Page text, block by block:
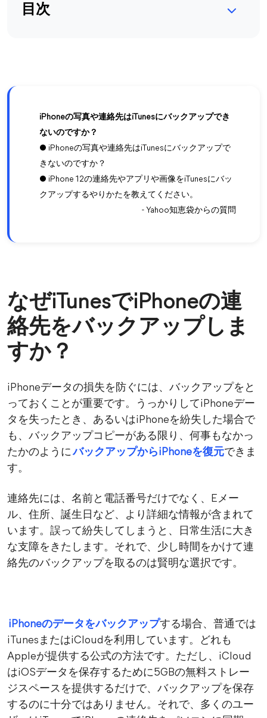
目次
iPhoneの写真や連絡先はiTunesにバックアップでき
ないのですか？
● iPhoneの写真や連絡先はiTunesにバックアップで
きないのですか？
● iPhone 12の連絡先やアプリや画像をiTunesにバッ
クアップするやりかたを教えてください。
- Yahoo知恵袋からの質問
なぜiTunesでiPhoneの連
絡先をバックアップしま
すか？
iPhoneデータの損失を防ぐには、バックアップをと
っておくことが重要です。うっかりしてiPhoneデー
タを失ったとき、あるいはiPhoneを紛失した場合で
も、バックアップコピーがある限り、何事もなかっ
たかのようにバックアップからiPhoneを復元できま
す。
連絡先には、名前と電話番号だけでなく、Eメー
ル、住所、誕生日など、より詳細な情報が含まれて
います。誤って紛失してしまうと、日常生活に大き
な支障をきたします。それで、少し時間をかけて連
絡先のバックアップを取るのは賢明な選択です。
iPhoneのデータをバックアップする場合、普通では
iTunesまたはiCloudを利用しています。どれも
Appleが提供する公式の方法です。ただし、iCloud
はiOSデータを保存するために5GBの無料ストレー
ジスペースを提供するだけで、バックアップを保存
するのに十分ではありません。それで、多くのユー